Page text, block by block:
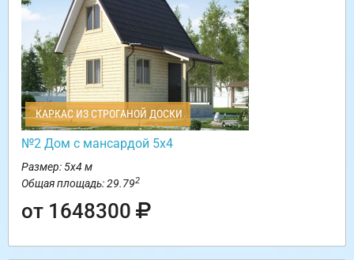
КАРКАС ИЗ СТРОГАНОЙ ДОСКИ
№2 Дом с мансардой 5х4
Размер: 5х4 м
Общая площадь: 29.792
от 1648300